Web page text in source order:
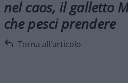
nel caos, il galletto
che pesci prendere
Torna all'articolo